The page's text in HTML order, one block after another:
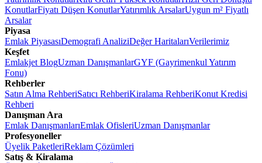
KonutlarFiyatı Düşen KonutlarYatırımlık ArsalarUygun m² Fiyatlı
Arsalar
Piyasa
Emlak PiyasasıDemografi AnaliziDeğer HaritalarıVerilerimiz
Keşfet
Emlakjet BlogUzman DanışmanlarGYF (Gayrimenkul Yatırım
Fonu)
Rehberler
Satın Alma RehberiSatıcı RehberiKiralama RehberiKonut Kredisi
Rehberi
Danışman Ara
Emlak DanışmanlarıEmlak OfisleriUzman Danışmanlar
Profesyoneller
Üyelik PaketleriReklam Çözümleri
Satış & Kiralama